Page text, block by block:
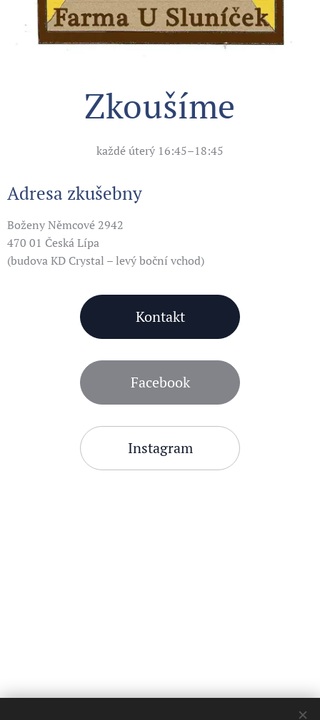
Zkoušíme
každé úterý 16:45–18:45
Adresa zkušebny
Boženy Němcové 2942
470 01 Česká Lípa
(budova KD Crystal – levý boční vchod)
Kontakt
Facebook
Instagram